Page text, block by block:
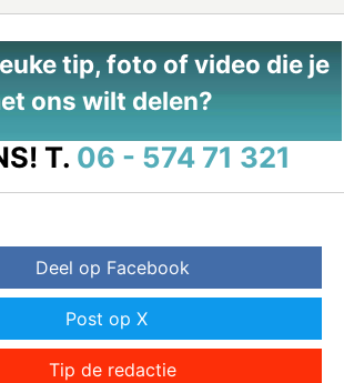
tip, foto of video die je
ons wilt delen?
T. 06 - 574 71 321
Deel op Facebook
Post op X
Tip de redactie